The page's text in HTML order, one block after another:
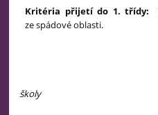
Kritéria přijetí do 1. třídy:
ze spádové oblasti.
školy